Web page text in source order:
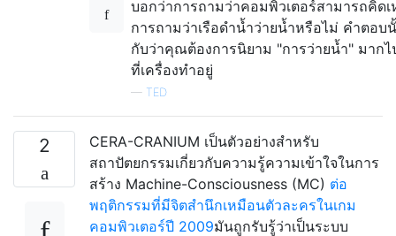
บอกว่าการถามว่าคอมพิวเตอร์สามารถคิด
การถามว่าเรือดำน้ำว่ายน้ำหรือไม่ คำตอบ
กับว่าคุณต้องการนิยาม "การว่ายน้ำ" มากไ
ที่เครื่องทำอยู่
— TED
2
CERA-CRANIUM เป็นตัวอย่างสำหรับ
สถาปัตยกรรมเกี่ยวกับความรู้ความเข้าใจในการ
สร้าง Machine-Consciousness (MC) ต่อ
พฤติกรรมที่มีจิตสำนึกเหมือนตัวละครในเกม
คอมพิวเตอร์ปี 2009มันถูกรับรู้ว่าเป็นระบบ